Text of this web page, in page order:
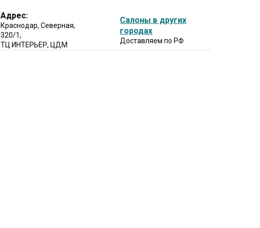
Адрес:
Краснодар, Северная,
320/1,
ТЦ ИНТЕРЬЕР, ЦДМ
Салоны в других
городах
Доставляем по РФ